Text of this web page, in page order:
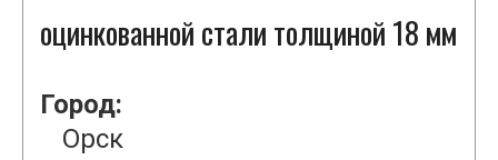
оцинкованной стали толщиной 18 мм
Город:
Орск